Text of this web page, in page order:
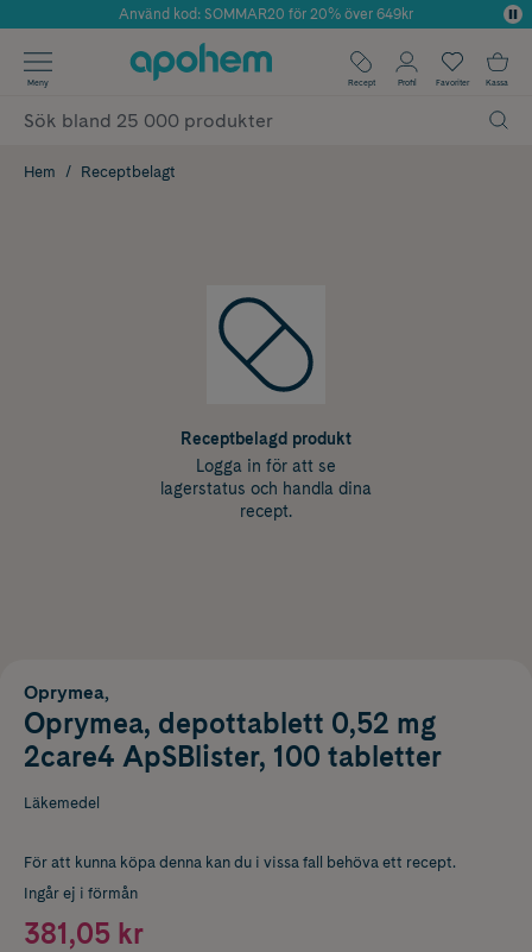
Årets Butik 2025 inom Skönhet
Använd kod: SOMMAR20 för 20% över 649kr
✓ Fri frakt
✓ Poäng på alla köp*
Meny Recept Profil Favoriter Kassa
Hem Receptbelagt
Receptbelagd produkt
Logga in för att se
lagerstatus och handla dina
recept.
Oprymea,
Oprymea, depottablett 0,52 mg
2care4 ApSBlister, 100 tabletter
Läkemedel
För att kunna köpa denna kan du i vissa fall behöva ett recept.
Ingår ej i förmån
381,05 kr